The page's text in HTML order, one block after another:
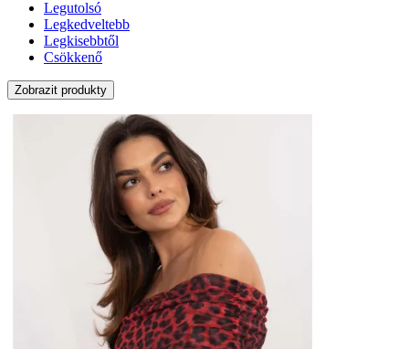
Legutolsó
Legkedveltebb
Legkisebbtől
Csökkenő
Zobrazit produkty